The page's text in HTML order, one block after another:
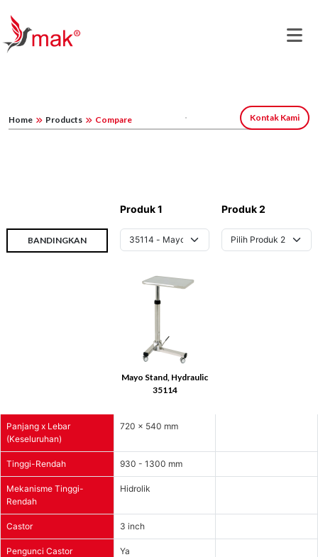
Home Products Compare Kontak Kami
Produk 1 Produk 2
BANDINGKAN
Mayo Stand, Hydraulic
35114
Panjang x Lebar
(Keseluruhan)
720 x 540 mm
Tinggi-Rendah 930 - 1300 mm
Mekanisme Tinggi-
Rendah
Hidrolik
Castor 3 inch
Pengunci Castor Ya